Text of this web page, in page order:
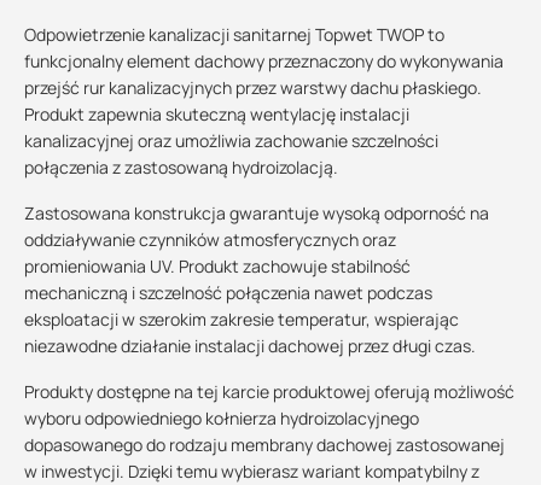
Odpowietrzenie kanalizacji sanitarnej Topwet TWOP to
funkcjonalny element dachowy przeznaczony do wykonywania
przejść rur kanalizacyjnych przez warstwy dachu płaskiego.
Produkt zapewnia skuteczną wentylację instalacji
kanalizacyjnej oraz umożliwia zachowanie szczelności
połączenia z zastosowaną hydroizolacją.
Zastosowana konstrukcja gwarantuje wysoką odporność na
oddziaływanie czynników atmosferycznych oraz
promieniowania UV. Produkt zachowuje stabilność
mechaniczną i szczelność połączenia nawet podczas
eksploatacji w szerokim zakresie temperatur, wspierając
niezawodne działanie instalacji dachowej przez długi czas.
Produkty dostępne na tej karcie produktowej oferują możliwość
wyboru odpowiedniego kołnierza hydroizolacyjnego
dopasowanego do rodzaju membrany dachowej zastosowanej
w inwestycji. Dzięki temu wybierasz wariant kompatybilny z